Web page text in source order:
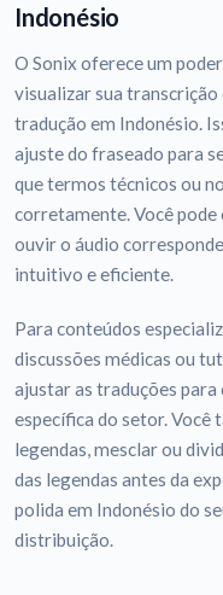
Indonésio
O Sonix oferece um
visualizar sua
tradução em Indonésio.
ajuste do fraseado para
que termos técnicos ou
corretamente. Você
ouvir o áudio
intuitivo e eficiente.
Para conteúdos
discussões médicas ou
ajustar as traduções
específica do setor. Você
legendas, mesclar ou
das legendas antes da
polida em Indonésio do
distribuição.